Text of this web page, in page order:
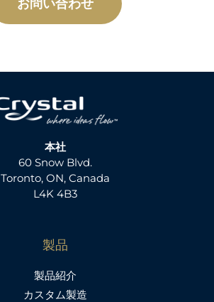
お問い合わせ
本社
60 Snow Blvd.
Toronto, ON, Canada
L4K 4B3
製品
製品紹介
カスタム製造